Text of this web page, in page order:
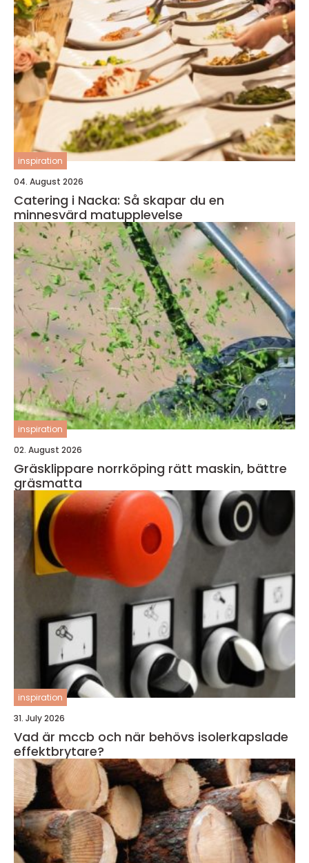
inspiration
04. August 2026
Catering i Nacka: Så skapar du en
minnesvärd matupplevelse
inspiration
02. August 2026
Gräsklippare norrköping rätt maskin, bättre
gräsmatta
inspiration
31. July 2026
Vad är mccb och när behövs isolerkapslade
effektbrytare?